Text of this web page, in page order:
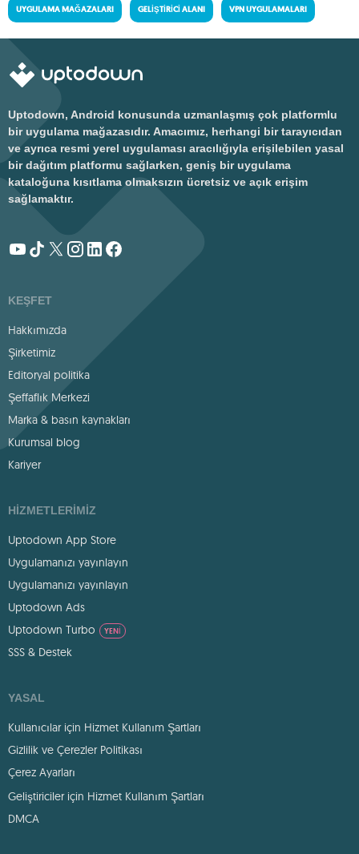
UYGULAMA MAĞAZALARI GELIŞTIRICI ALANI VPN UYGULAMALARI
Uptodown, Android konusunda uzmanlaşmış çok platformlu
bir uygulama mağazasıdır. Amacımız, herhangi bir tarayıcıdan
ve ayrıca resmi yerel uygulaması aracılığıyla erişilebilen yasal
bir dağıtım platformu sağlarken, geniş bir uygulama
kataloğuna kısıtlama olmaksızın ücretsiz ve açık erişim
sağlamaktır.
KEŞFET
Hakkımızda
Şirketimiz
Editoryal politika
Şeffaflık Merkezi
Marka & basın kaynakları
Kurumsal blog
Kariyer
HIZMETLERIMIZ
Uptodown App Store
Uygulamanızı yayınlayın
Uygulamanızı yayınlayın
Uptodown Ads
Uptodown Turbo
YENI
SSS & Destek
YASAL
Kullanıcılar için Hizmet Kullanım Şartları
Gizlilik ve Çerezler Politikası
Çerez Ayarları
Geliştiriciler için Hizmet Kullanım Şartları
DMCA